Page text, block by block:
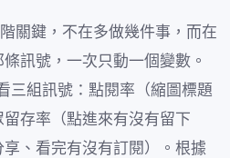
關鍵，不在多做幾件事，而在
訊號，一次只動一個變數。
三組訊號：點閱率（縮圖標題
存率（點進來有沒有留下
、看完有沒有訂閱）。根據